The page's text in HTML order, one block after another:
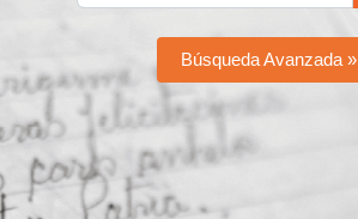
Búsqueda Avanzada »